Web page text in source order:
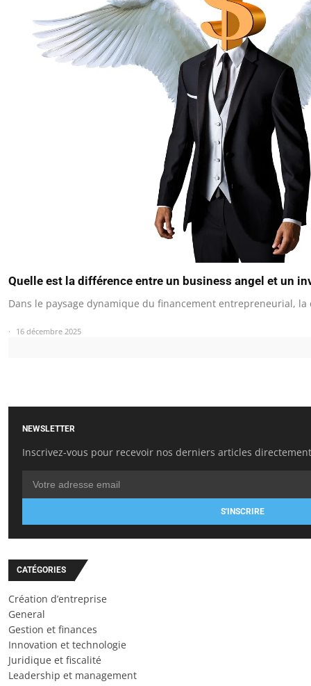
Quelle est la différence entre un business angel et un
Dans le paysage dynamique du financement entrepreneurial,
16 décembre 2025
NEWSLETTER
Inscrivez-vous pour recevoir nos derniers articles
S'INSCRIRE
CATÉGORIES
Création d’entreprise
General
Gestion et finances
Innovation et technologie
Juridique et fiscalité
Leadership et management